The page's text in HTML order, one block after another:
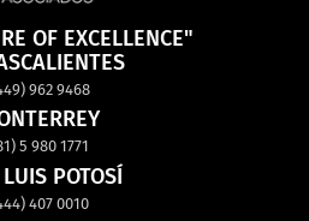
OF EXCELLENCE"
962 9468
5 980 1771
POTOSÍ
407 0010